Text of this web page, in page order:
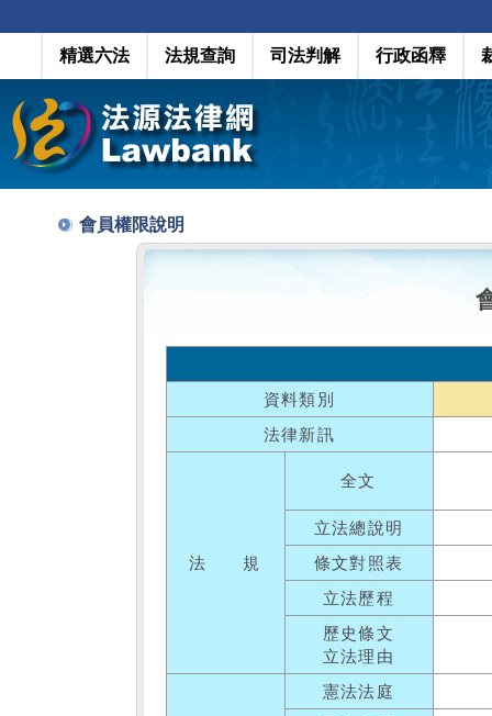
精選六法 法規查詢 司法判解 行政函釋
會員權限說明
資料類別
法律新訊
法 規
全文
立法總說明
條文對照表
立法歷程
歷史條文
立法理由
憲法法庭